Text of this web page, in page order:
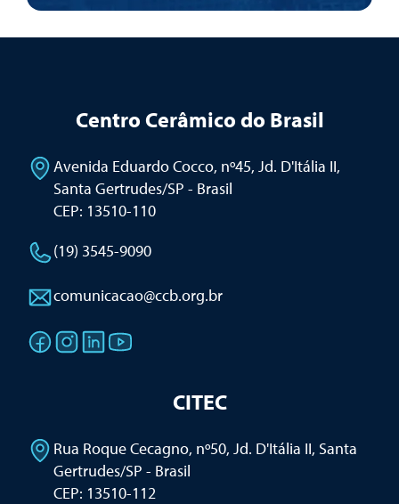
Centro Cerâmico do Brasil
Avenida Eduardo Cocco, nº45, Jd. D'Itália II,
Santa Gertrudes/SP - Brasil
CEP: 13510-110
(19) 3545-9090
comunicacao@ccb.org.br
CITEC
Rua Roque Cecagno, nº50, Jd. D'Itália II, Santa
Gertrudes/SP - Brasil
CEP: 13510-112